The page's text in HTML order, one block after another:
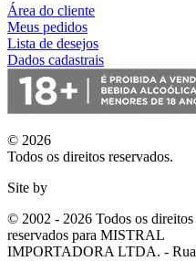
Área do cliente
Meus pedidos
Lista de desejos
Dados cadastrais
© 2026
Todos os direitos reservados.
Site by
© 2002 - 2026 Todos os direitos
reservados para MISTRAL
IMPORTADORA LTDA. - Rua